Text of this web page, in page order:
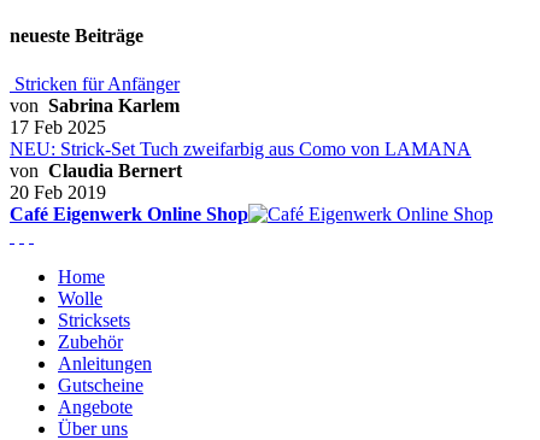
neueste Beiträge
Stricken für Anfänger
von Sabrina Karlem
17 Feb 2025
NEU: Strick-Set Tuch zweifarbig aus Como von LAMANA
von Claudia Bernert
20 Feb 2019
Café Eigenwerk Online Shop
Home
Wolle
Stricksets
Zubehör
Anleitungen
Gutscheine
Angebote
Über uns